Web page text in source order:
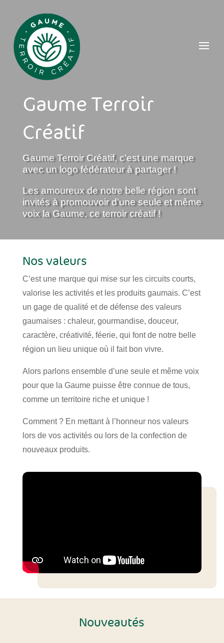
Gaume Terroir
Créatif
Gaume Terroir Créatif, c’est une marque
avec un logo fédérateur à partager !
Les amoureux de notre belle région sont
invités à promouvoir d’une seule et même
voix la Gaume, ce terroir créatif !
Nos valeurs
C’est une marque qui mise sur les circuits courts,
valorise les activités et les produits gaumais. C’est
un gage de qualité et de défense des valeurs
gaumaises : chaleur, gourmandise, douceur,
caractère, créativité, féerie, qui font de notre belle
région un lieu unique où il fait bon vivre.
Alors parlons ensemble d’une seule et même voix
pour que la Gaume puisse être connue de tous,
comme un territoire riche et unique !
Comment ? En mettant à l’honneur nos valeurs
lors de vos activités ou lors de la confection de
nouveaux produits.
Nouveautés